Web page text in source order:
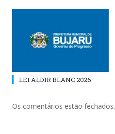
LEI ALDIR BLANC 2026
Os comentários estão fechados.